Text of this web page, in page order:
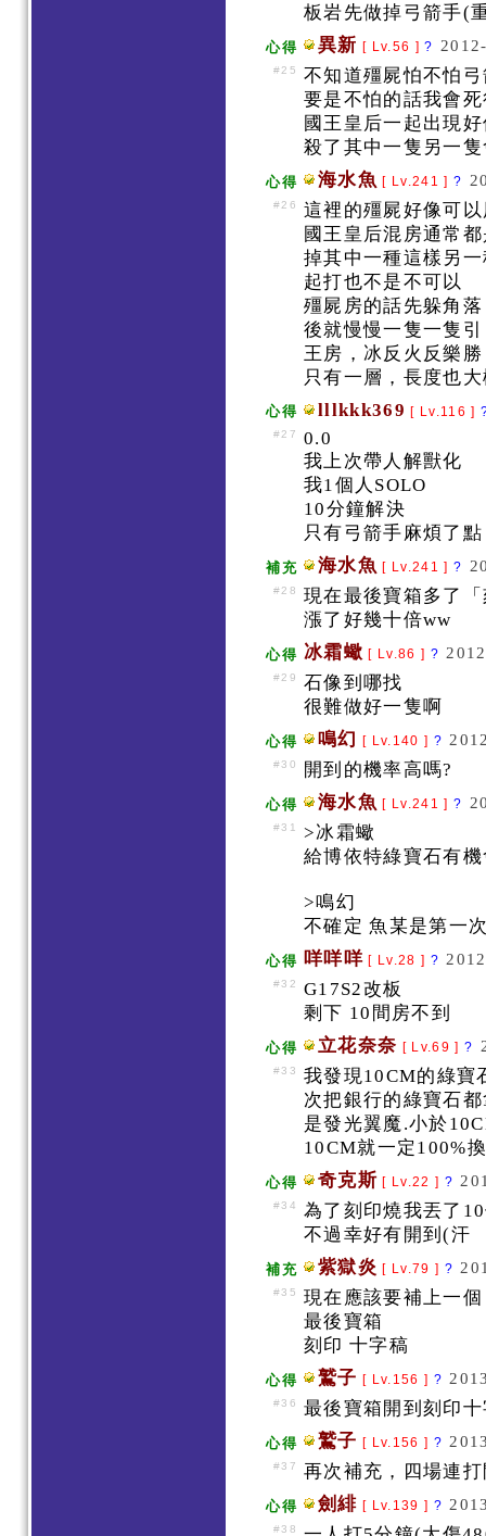
板岩先做掉弓箭手(
心得 異新 [ Lv.56 ]?
#25
不知道殭屍怕不怕
要是不怕的話我會
國王皇后一起出現
殺了其中一隻另一
心得 海水魚 [ Lv.241 ] ?
#26
這裡的殭屍好像可
國王皇后混房通常
掉其中一種這樣另
起打也不是不可以
殭屍房的話先躲角
後就慢慢一隻一隻
王房，冰反火反樂
只有一層，長度也
心得 lllkkk369 [ Lv.116 ]
#27
0.0
我上次帶人解獸化
我1個人SOLO
10分鐘解決
只有弓箭手麻煩了點
補充 海水魚 [ Lv.241 ] ?
#28
現在最後寶箱多了
漲了好幾十倍ww
心得 冰霜蠍 [ Lv.86 ] ?
#29
石像到哪找
很難做好一隻啊
心得 鳴幻 [ Lv.140 ] ?
#30 開到的機率高嗎?
心得 海水魚 [ Lv.241 ] ?
#31
>冰霜蠍
給博依特綠寶石有
>鳴幻
不確定 魚某是第一
心得 咩咩咩 [ Lv.28 ] ?
#32
G17S2改板
剩下 10間房不到
心得 立花奈奈 [ Lv.69 ]?
#33
我發現10CM的綠寶
次把銀行的綠寶石
是發光翼魔.小於
10CM就一定100%
心得 奇克斯 [ Lv.22 ] ?
#34
為了刻印燒我丟了
不過幸好有開到(汗
補充 紫獄炎 [ Lv.79 ] ?
#35
現在應該要補上一
最後寶箱
刻印 十字稿
心得 鷲子 [ Lv.156 ] ?
#36 最後寶箱開到刻印
心得 鷲子 [ Lv.156 ] ?
#37 再次補充，四場連
心得 劍緋 [ Lv.139 ] ?
#38